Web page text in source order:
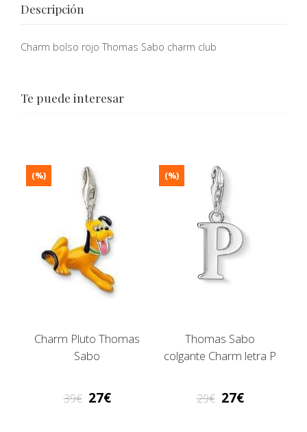
Descripción
Charm bolso rojo Thomas Sabo charm club
Te puede interesar
Charm Pluto Thomas
Sabo
(%)
39 27
Thomas Sabo
colgante Charm letra P
(%)
29 27